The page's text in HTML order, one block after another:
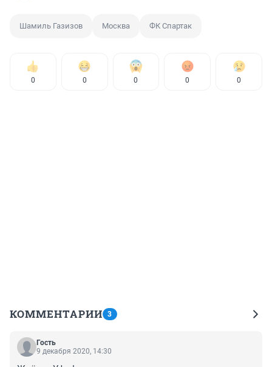
Шамиль Газизов Москва ФК Спартак
0 0 0 0 0
КОММЕНТАРИИ 3
Гость
9 декабря 2020, 14:30